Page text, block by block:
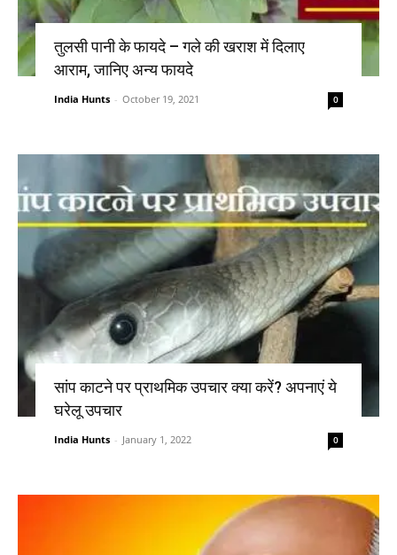
तुलसी पानी के फायदे – गले की खराश में दिलाए
आराम, जानिए अन्य फायदे
India Hunts - October 19, 2021 0
सांप काटने पर प्राथमिक उपचार क्या करें? अपनाएं ये
घरेलू उपचार
India Hunts - January 1, 2022 0